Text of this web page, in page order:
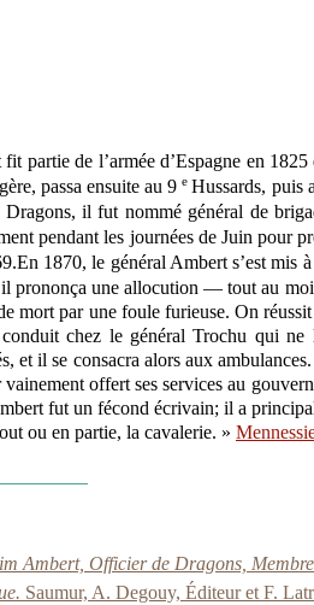
partie de l’armée d’Espagne en
passa ensuite au 9eHussards, puis
Dragons, il fut nommé général de
pendant les journées de Juin pour
1870, le général Ambert s’est
prononça une allocution — tout au
par une foule furieuse. On
chez le général Trochu qui
et il se consacra alors aux
offert ses services au
fut un fécond écrivain; il a
ou en partie, la cavalerie. »
Ambert, Officier de Dragons,
Saumur, A. Degouy, Éditeur et F.